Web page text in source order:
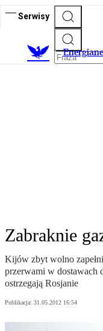
Serwisy
E
Zabraknie
Kijów zbyt wolno
przerwami w dostawach
ostrzegają Rosjanie
Publikacja: 31.05.2012 16:54